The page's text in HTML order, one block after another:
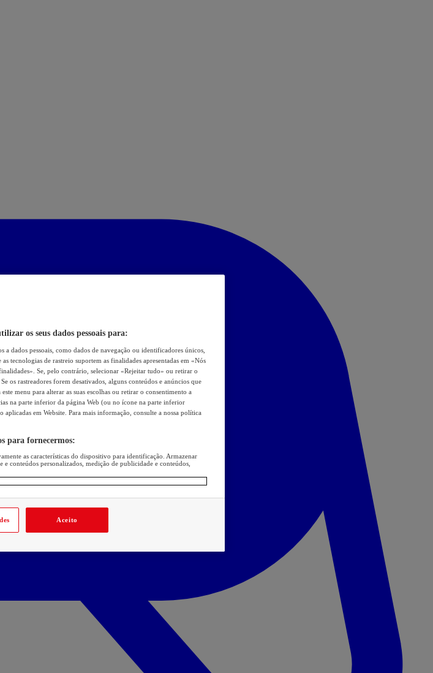
os seus dados pessoais para:
a dados pessoais, como dados de navegação ou identificadores únicos,
tecnologias de rastreio suportem as finalidades apresentadas em «Nós
Se, pelo contrário, selecionar «Rejeitar tudo» ou retirar o
os rastreadores forem desativados, alguns conteúdos e anúncios que
menu para alterar as suas escolhas ou retirar o consentimento a
na parte inferior da página Web (ou no ícone na parte inferior
aplicadas em Website. Para mais informação, consulte a nossa política
para fornecermos:
as características do dispositivo para identificação. Armazenar
conteúdos personalizados, medição de publicidade e conteúdos,
Aceito